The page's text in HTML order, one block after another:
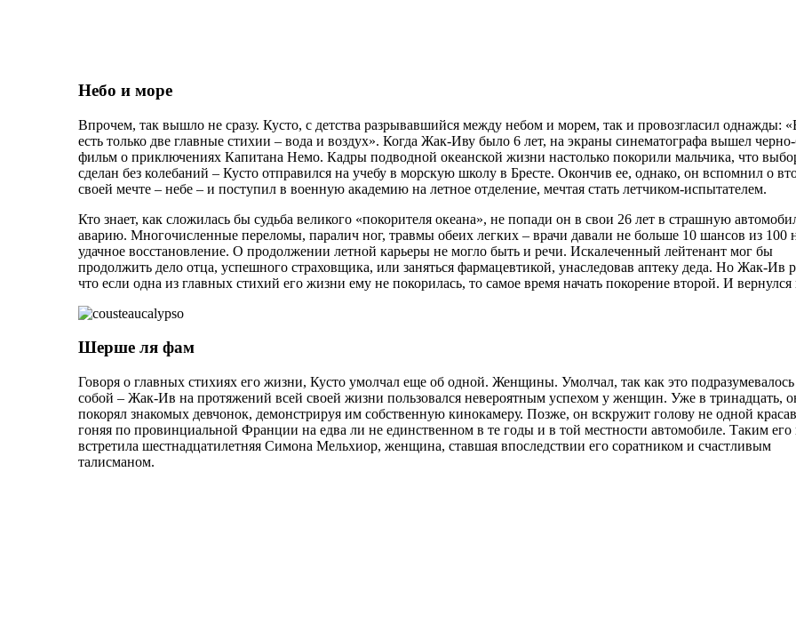
Небо и море
Впрочем, так вышло не сразу. Кусто, с детства разрывавшийся между небом и морем, так и провозгласил однажды:
есть только две главные стихии – вода и воздух». Когда Жак-Иву было 6 лет, на экраны синематографа вышел
фильм о приключениях Капитана Немо. Кадры подводной океанской жизни настолько покорили мальчика, что
сделан без колебаний – Кусто отправился на учебу в морскую школу в Бресте. Окончив ее, однако, он вспомнил о
своей мечте – небе – и поступил в военную академию на летное отделение, мечтая стать летчиком-испытателем.
Кто знает, как сложилась бы судьба великого «покорителя океана», не попади он в свои 26 лет в страшную
аварию. Многочисленные переломы, паралич ног, травмы обеих легких – врачи давали не больше 10 шансов из 100
удачное восстановление. О продолжении летной карьеры не могло быть и речи. Искалеченный лейтенант мог бы
продолжить дело отца, успешного страховщика, или заняться фармацевтикой, унаследовав аптеку деда. Но Жак-Ив
что если одна из главных стихий его жизни ему не покорилась, то самое время начать покорение второй. И
Шерше ля фам
Говоря о главных стихиях его жизни, Кусто умолчал еще об одной. Женщины. Умолчал, так как это
собой – Жак-Ив на протяжений всей своей жизни пользовался невероятным успехом у женщин. Уже в тринадцать,
покорял знакомых девчонок, демонстрируя им собственную кинокамеру. Позже, он вскружит голову не одной
гоняя по провинциальной Франции на едва ли не единственном в те годы и в той местности автомобиле. Таким его
встретила шестнадцатилетняя Симона Мельхиор, женщина, ставшая впоследствии его соратником и счастливым
талисманом.